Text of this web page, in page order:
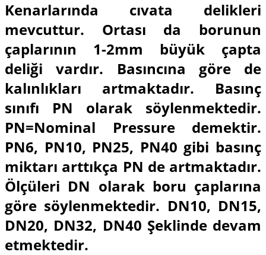
Kenarlarında cıvata delikleri
mevcuttur. Ortası da borunun
çaplarının 1-2mm büyük çapta
deliği vardır. Basıncına göre de
kalınlıkları artmaktadır. Basınç
sınıfı PN olarak söylenmektedir.
PN=Nominal Pressure demektir.
PN6, PN10, PN25, PN40 gibi basınç
miktarı arttıkça PN de artmaktadır.
Ölçüleri DN olarak boru çaplarına
göre söylenmektedir. DN10, DN15,
DN20, DN32, DN40 Şeklinde devam
etmektedir.